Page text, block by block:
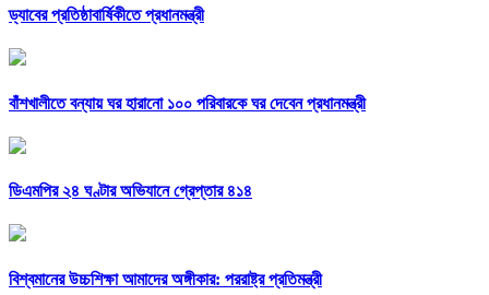
ড্যাবের প্রতিষ্ঠাবার্ষিকীতে প্রধানমন্ত্রী
বাঁশখালীতে বন্যায় ঘর হারানো ১০০ পরিবারকে ঘর দেবেন প্রধানমন্ত্রী
ডিএমপির ২৪ ঘণ্টার অভিযানে গ্রেপ্তার ৪১৪
বিশ্বমানের উচ্চশিক্ষা আমাদের অঙ্গীকার: পররাষ্ট্র প্রতিমন্ত্রী